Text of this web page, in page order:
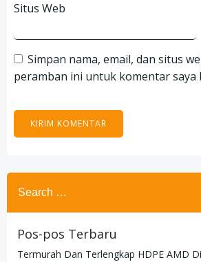
Situs Web
Simpan nama, email, dan situs
peramban ini untuk komentar saya
Search
for:
Pos-pos Terbaru
Termurah Dan Terlengkap HDPE AMD